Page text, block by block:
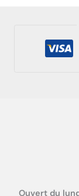
Ouvert du